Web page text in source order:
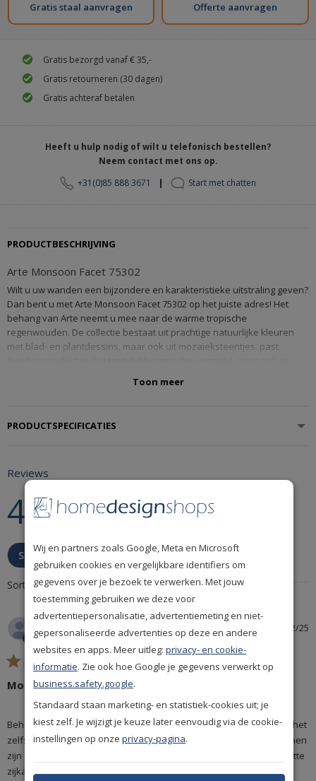
Gratis staal aanvragen
Gratis bezorgd vanaf € 35,-
Gratis retourneren (30 dagen)
Gratis achteraf betalen
Heeft u hulp nodig of wilt u telefonisch bestellen?
Neem contact met ons op.
+31(0)85 888 3671
| Start met chatten
PRODUCTBESCHRIJVING
Arte Monsoon Facet 75302
Wilt u uw wanden een bijzondere en karakteristieke uitstraling geven?
Dan bent u met Arte Monsoon Facet 75302 op het juiste adres! Het
behang van Arte neemt u mee naar de warme tropische
regenwouden. De collectie bestaat uit prachtige natuurlijke kleuren
met blad- en plantdessins, maar ook uit mozaïeksteentjes. past
hoog in het vaandel staat, waardoor u niet bang hoeft te zijn dat het
behang gaat vervagen of verkleuren. Daarnaast is het behang
milieuvriendelijk
en dus niet schadelijk voor uw gezondheid.
De rug (achterkant) van Arte Monsoon Facet 75302 is gemaakt van
papierbehang. Papierbehang gaat lang mee en is makkelijk aan te
brengen op uw muur. Ook is het behang afwasbaar én eventueel
makkelijk te verwijderen. Bekijk in de video hoe uw Arte behang
Monsoon eenvoudig kunt aanbrengen op uw muren:
Toon meer
PRODUCTSPECIFICATIES
Reviews
4.9 4.9 star rating
Gebaseerd op 15 reviews
4.9 out of 5 stars Gebaseerd op 15
reviews
Schrijf een beoordeling
Sorteren op:Meest recent
Geverifieerde koper
4 star rating
Mooi maar erg zwaar
Behang staat prachtig maar is behoorlijk dik en zwaar. Daarmee is het
zelfs voor een ervaren behanger moeilijk verwerkbaar. De baanlijnen
zijn daardoor helaas af en toe zichtbaar door de dikke en (altijd) witte
zijkant. Verder mooi product.
read more about review content Behang staat prachtig
maar is behoorlijk
16/12/25
Wij en partners zoals Google, Meta en Microsoft
gebruiken cookies en vergelijkbare identifiers om
gegevens over je bezoek te verwerken. Met jouw
toestemming gebruiken we deze voor
advertentiepersonalisatie, advertentiemeting en niet-
gepersonaliseerde advertenties op deze en andere
websites en apps. Meer uitleg:privacy- en cookie-
informatie. Zie ook hoe Google je gegevens verwerkt op
business.safety.google.
Standaard staan marketing- en statistiek-cookies uit; je
kiest zelf. Je wijzigt je keuze later eenvoudig via de cookie-
instellingen op onzeprivacy-pagina.